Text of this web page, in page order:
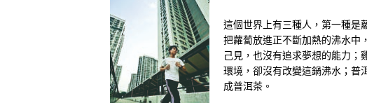
這個世界上有三種人，第一種是
把蘿蔔放進正不斷加熱的沸水中
己見，也沒有追求夢想的能力；
環境，卻沒有改變這鍋沸水；普
成普洱茶。